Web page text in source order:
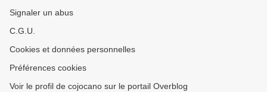
Signaler un abus
C.G.U.
Cookies et données personnelles
Préférences cookies
Voir le profil de cojocano sur le portail Overblog